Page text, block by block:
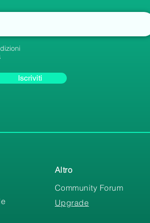
Iscriviti
Altro
Community Forum
Upgrade